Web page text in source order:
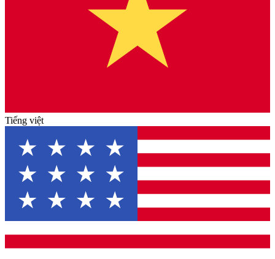
Tiếng việt